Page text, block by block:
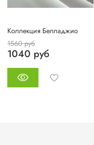
Коллекция Белладжио
1560 руб
1040 руб